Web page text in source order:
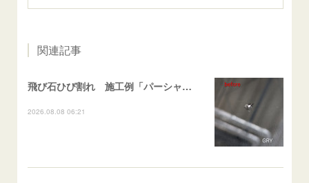
関連記事
飛び石ひび割れ 施工例「パーシャル系・衝撃点範囲ハマカケ」エスティマ
2026.08.08 06:21